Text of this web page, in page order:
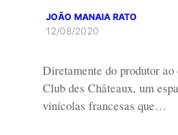
JOÃO MANAIA RATO
12/08/2020
Diretamente do produtor
Club des Châteaux, um
vinícolas francesas que…